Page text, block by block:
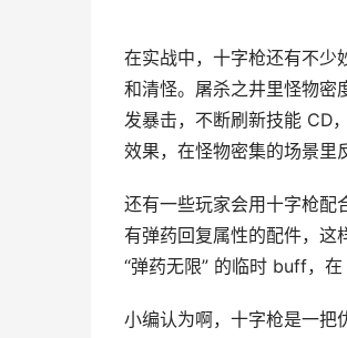
在实战中，十字枪还有不少
和清怪。屠杀之井里怪物密
发暴击，不断刷新技能 CD
效果，在怪物密集的场景里
还有一些玩家会用十字枪配
有弹药回复属性的配件，这
“弹药无限” 的临时 buff，
小编认为啊，十字枪是一把